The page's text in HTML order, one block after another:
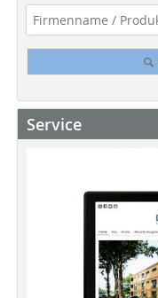
Service